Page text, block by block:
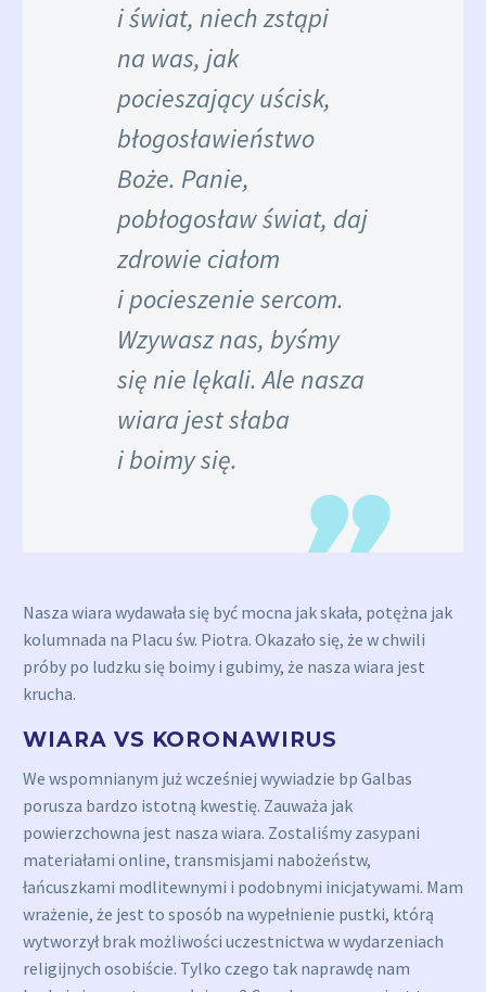
i świat, niech zstąpi
na was, jak
pocieszający uścisk,
błogosławieństwo
Boże. Panie,
pobłogosław świat, daj
zdrowie ciałom
i pocieszenie sercom.
Wzywasz nas, byśmy
się nie lękali. Ale nasza
wiara jest słaba
i boimy się.
Nasza wiara wydawała się być mocna jak skała, potężna jak
kolumnada na Placu św. Piotra. Okazało się, że w chwili
próby po ludzku się boimy i gubimy, że nasza wiara jest
krucha.
WIARA VS KORONAWIRUS
We wspomnianym już wcześniej wywiadzie bp Galbas
porusza bardzo istotną kwestię. Zauważa jak
powierzchowna jest nasza wiara. Zostaliśmy zasypani
materiałami online, transmisjami nabożeństw,
łańcuszkami modlitewnymi i podobnymi inicjatywami. Mam
wrażenie, że jest to sposób na wypełnienie pustki, którą
wytworzył brak możliwości uczestnictwa w wydarzeniach
religijnych osobiście. Tylko czego tak naprawdę nam